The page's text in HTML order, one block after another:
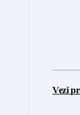
Vezi